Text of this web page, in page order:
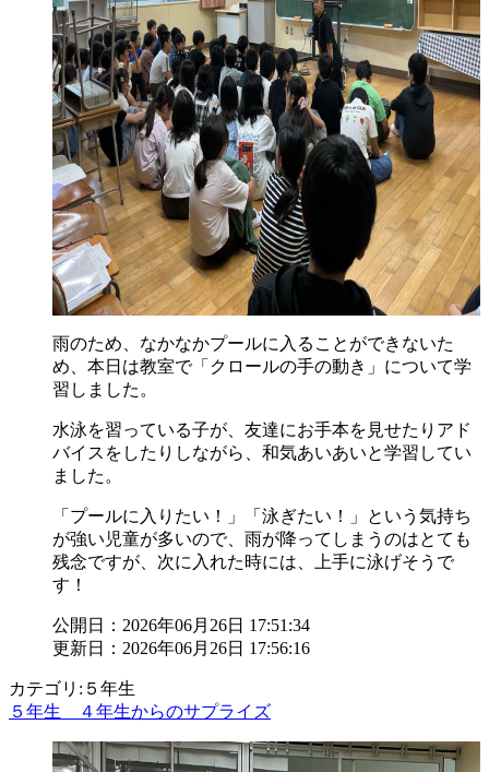
雨のため、なかなかプールに入ることができないた
め、本日は教室で「クロールの手の動き」について学
習しました。
水泳を習っている子が、友達にお手本を見せたりアド
バイスをしたりしながら、和気あいあいと学習してい
ました。
「プールに入りたい！」「泳ぎたい！」という気持ち
が強い児童が多いので、雨が降ってしまうのはとても
残念ですが、次に入れた時には、上手に泳げそうで
す！
公開日：2026年06月26日 17:51:34
更新日：2026年06月26日 17:56:16
カテゴリ:５年生
５年生 ４年生からのサプライズ